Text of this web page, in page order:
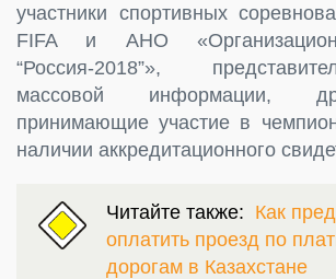
участники спортивных
FIFA и АНО
“Россия-2018”»,
массовой информации,
принимающие участие в
наличии аккредитационного
Читайте также: Как
оплатить проезд по
дорогам в Казахстане